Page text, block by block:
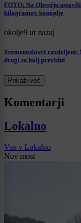
FOTO: Na Obrežju
kilogramov konoplje
okolje9 ur nazaj
Vremenoslovci razdeljeni:
drugi so bolj previdni
Prikaži več
Komentarji
Lokalno
Vse v Lokalno
Nov most